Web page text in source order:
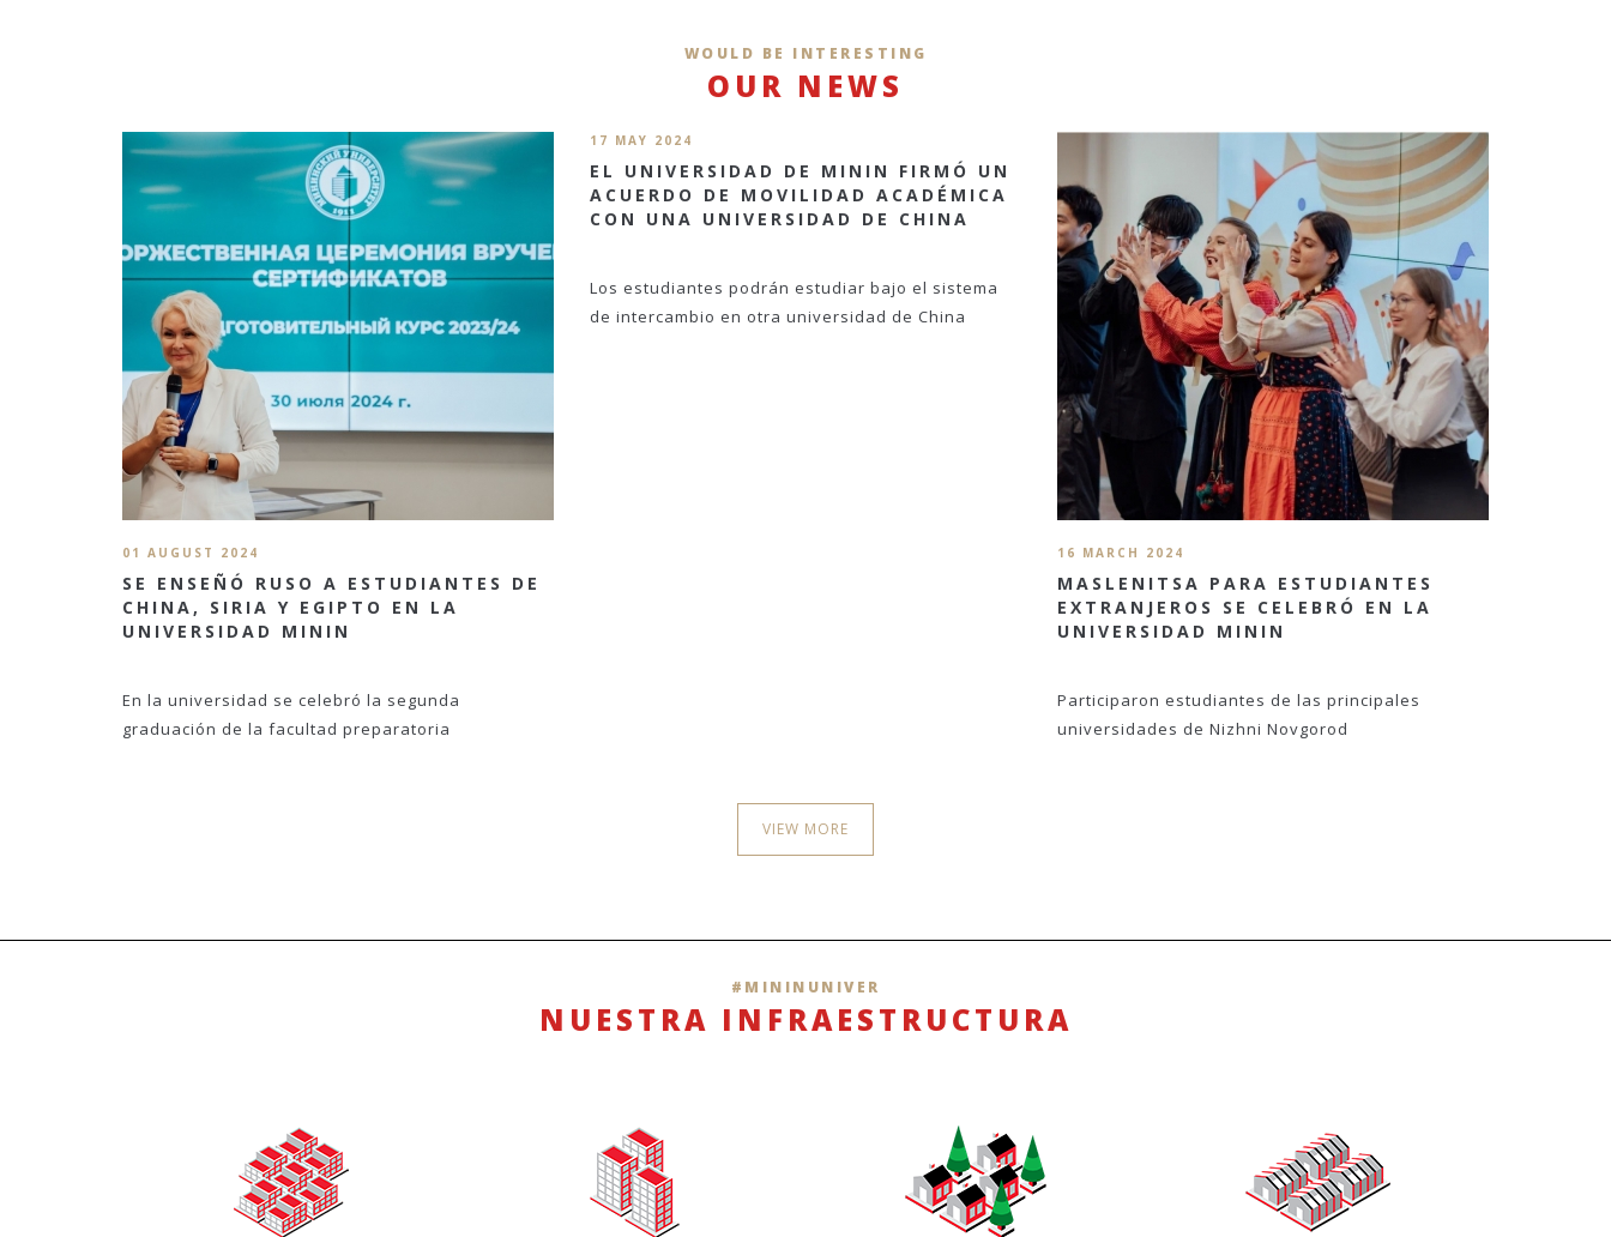
WOULD BE INTERESTING
OUR NEWS
01 AUGUST 2024
SE ENSEÑÓ RUSO A ESTUDIANTES DE
CHINA, SIRIA Y EGIPTO EN LA
UNIVERSIDAD MININ
En la universidad se celebró la segunda
graduación de la facultad preparatoria
17 MAY 2024
EL UNIVERSIDAD DE MININ FIRMÓ UN
ACUERDO DE MOVILIDAD ACADÉMICA
CON UNA UNIVERSIDAD DE CHINA
Los estudiantes podrán estudiar bajo el sistema
de intercambio en otra universidad de China
16 MARCH 2024
MASLENITSA PARA ESTUDIANTES
EXTRANJEROS SE CELEBRÓ EN LA
UNIVERSIDAD MININ
Participaron estudiantes de las principales
universidades de Nizhni Novgorod
VIEW MORE
#MININUNIVER
NUESTRA INFRAESTRUCTURA